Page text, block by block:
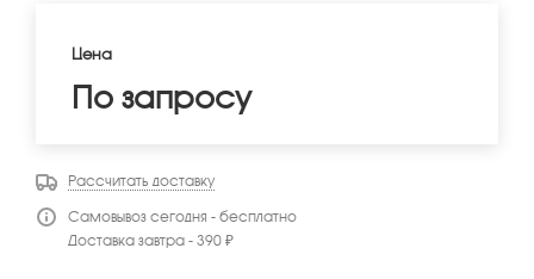
Цена
По запросу
Рассчитать доставку
Самовывоз сегодня - бесплатно
Доставка завтра - 390 ₽